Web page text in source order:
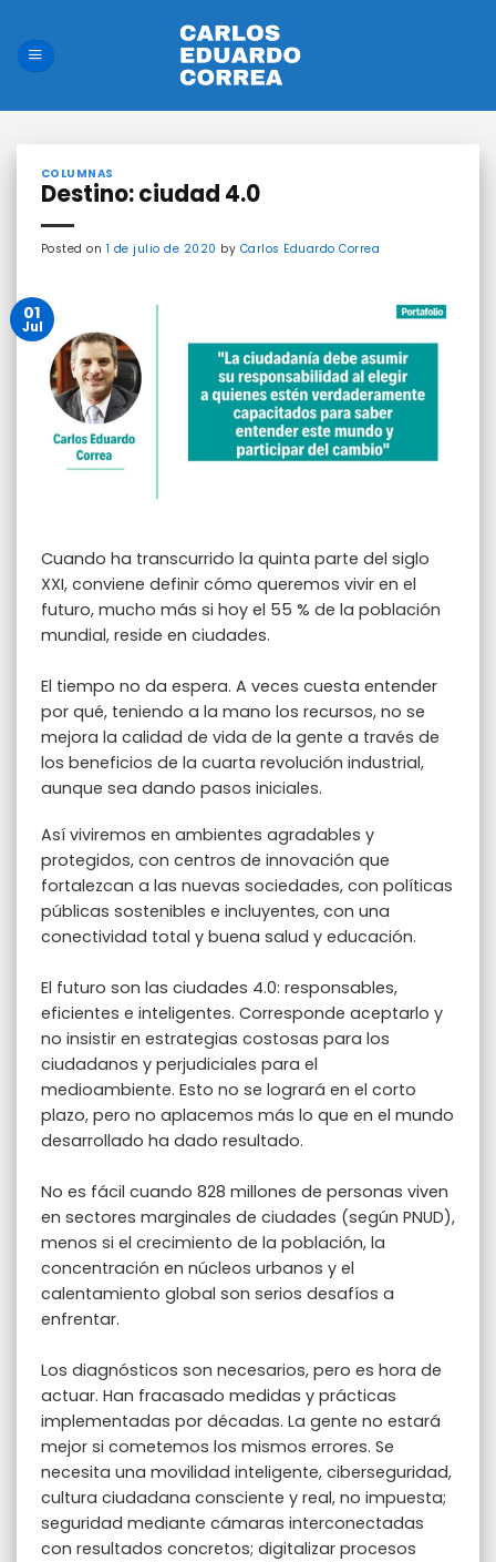
contenido
COLUMNAS
Destino: ciudad 4.0
Posted on 1 de julio de 2020 by Carlos Eduardo Correa
01
Jul
Cuando ha transcurrido la quinta parte del siglo
XXI, conviene definir cómo queremos vivir en el
futuro, mucho más si hoy el 55 % de la población
mundial, reside en ciudades.
El tiempo no da espera. A veces cuesta entender
por qué, teniendo a la mano los recursos, no se
mejora la calidad de vida de la gente a través de
los beneficios de la cuarta revolución industrial,
aunque sea dando pasos iniciales.
Así viviremos en ambientes agradables y
protegidos, con centros de innovación que
fortalezcan a las nuevas sociedades, con políticas
públicas sostenibles e incluyentes, con una
conectividad total y buena salud y educación.
El futuro son las ciudades 4.0: responsables,
eficientes e inteligentes. Corresponde aceptarlo y
no insistir en estrategias costosas para los
ciudadanos y perjudiciales para el
medioambiente. Esto no se logrará en el corto
plazo, pero no aplacemos más lo que en el mundo
desarrollado ha dado resultado.
No es fácil cuando 828 millones de personas viven
en sectores marginales de ciudades (según PNUD),
menos si el crecimiento de la población, la
concentración en núcleos urbanos y el
calentamiento global son serios desafíos a
enfrentar.
Los diagnósticos son necesarios, pero es hora de
actuar. Han fracasado medidas y prácticas
implementadas por décadas. La gente no estará
mejor si cometemos los mismos errores. Se
necesita una movilidad inteligente, ciberseguridad,
cultura ciudadana consciente y real, no impuesta;
seguridad mediante cámaras interconectadas
con resultados concretos; digitalizar procesos